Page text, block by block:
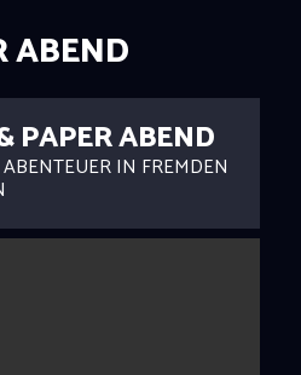
ABEND
PAPER ABEND
IN FREMDEN